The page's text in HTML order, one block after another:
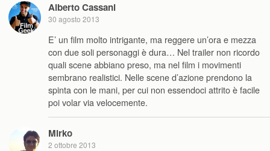
Alberto Cassani
30 agosto 2013
E’ un film molto intrigante, ma reggere un’ora e mezza
con due soli personaggi è dura… Nel trailer non ricordo
quali scene abbiano preso, ma nel film i movimenti
sembrano realistici. Nelle scene d’azione prendono la
spinta con le mani, per cui non essendoci attrito è facile
poi volar via velocemente.
Mirko
2 ottobre 2013